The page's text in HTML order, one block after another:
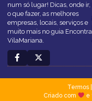
num só lugar! Dicas, onde ir,
o que fazer, as melhores
empresas, locais, serviços e
muito mais no guia Encontra
VilaMariana.
Termos|
Criado com
e